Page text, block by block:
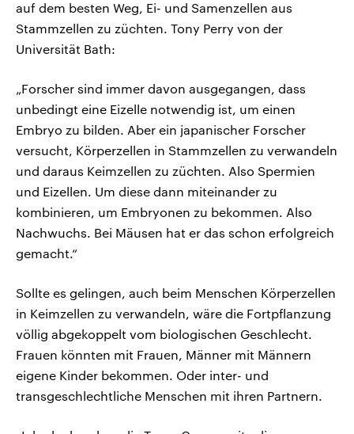
auf dem besten Weg, Ei- und Samenzellen aus
Stammzellen zu züchten. Tony Perry von der
Universität Bath:
„Forscher sind immer davon ausgegangen, dass
unbedingt eine Eizelle notwendig ist, um einen
Embryo zu bilden. Aber ein japanischer Forscher
versucht, Körperzellen in Stammzellen zu verwandeln
und daraus Keimzellen zu züchten. Also Spermien
und Eizellen. Um diese dann miteinander zu
kombinieren, um Embryonen zu bekommen. Also
Nachwuchs. Bei Mäusen hat er das schon erfolgreich
gemacht.“
Sollte es gelingen, auch beim Menschen Körperzellen
in Keimzellen zu verwandeln, wäre die Fortpflanzung
völlig abgekoppelt vom biologischen Geschlecht.
Frauen könnten mit Frauen, Männer mit Männern
eigene Kinder bekommen. Oder inter- und
transgeschlechtliche Menschen mit ihren Partnern.